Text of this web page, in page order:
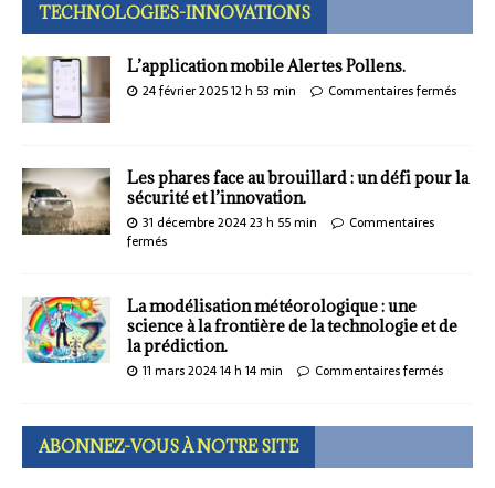
TECHNOLOGIES-INNOVATIONS
L’application mobile Alertes Pollens.
24 février 2025 12 h 53 min Commentaires fermés
Les phares face au brouillard : un défi pour la
sécurité et l’innovation.
31 décembre 2024 23 h 55 min
Commentaires
fermés
La modélisation météorologique : une
science à la frontière de la technologie et de
la prédiction.
11 mars 2024 14 h 14 min Commentaires fermés
ABONNEZ-VOUS À NOTRE SITE